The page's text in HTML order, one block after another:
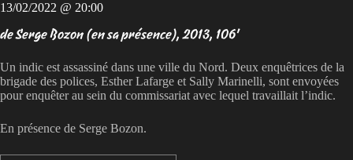
13/02/2022 @ 20:00
de Serge Bozon (en sa présence), 2013, 106'
Un indic est assassiné dans une ville du Nord. Deux enquêtrices de la
brigade des polices, Esther Lafarge et Sally Marinelli, sont envoyées
pour enquêter au sein du commissariat avec lequel travaillait l’indic.
En présence de Serge Bozon.